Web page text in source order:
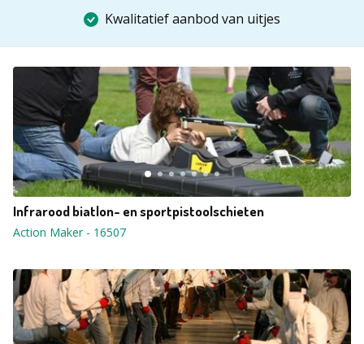
Kwalitatief aanbod van uitjes
Infrarood biatlon- en sportpistoolschieten
Action Maker- 16507